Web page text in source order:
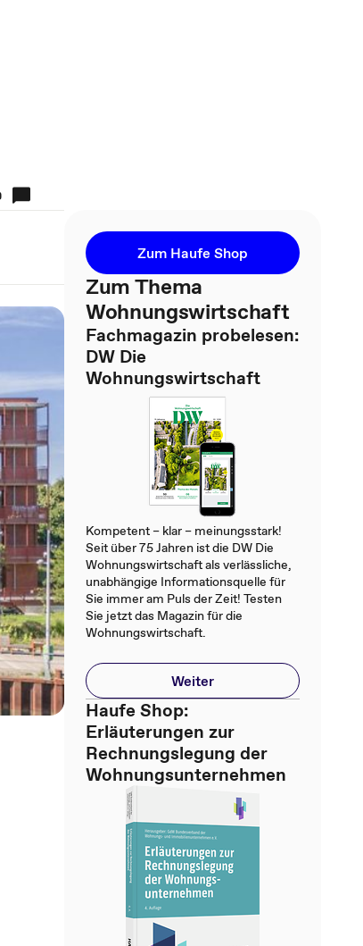
Zum Haufe Shop
Zum Thema
Wohnungswirtschaft
Fachmagazin probelesen:
DW Die
Wohnungswirtschaft
Kompetent – klar – meinungsstark!
Seit über 75 Jahren ist die DW Die
Wohnungswirtschaft als verlässliche,
unabhängige Informationsquelle für
Sie immer am Puls der Zeit! Testen
Sie jetzt das Magazin für die
Wohnungswirtschaft.
Weiter
Haufe Shop:
Erläuterungen zur
Rechnungslegung der
Wohnungsunternehmen